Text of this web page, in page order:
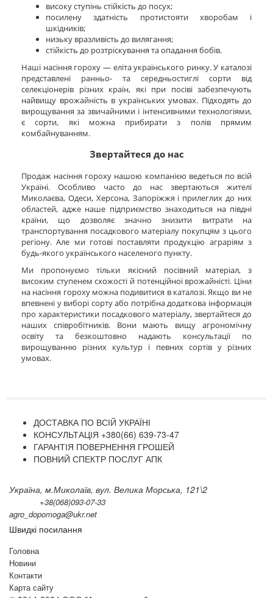
високу ступінь стійкість до посух;
посилену здатність протистояти хворобам і
шкідників;
низьку вразливість до вилягання;
стійкість до розтріскування та опадання бобів.
Наші насіння гороху — еліта українського ринку. У каталозі
представлені ранньо- та середньостиглі сорти від
селекціонерів різних країн, які при посіві забезпечують
найвищу врожайність в українських умовах. Підходять до
вирощування за звичайними і інтенсивними технологіями,
є сорти, які можна прибирати з полів прямим
комбайнуванням.
Звертайтеся до нас
Продаж насіння гороху нашою компанією ведеться по всій
Україні. Особливо часто до нас звертаються жителі
Миколаєва, Одеси, Херсона, Запоріжжя і прилеглих до них
областей, адже наше підприємство знаходиться на півдні
країни, що дозволяє значно знизити витрати на
транспортування посадкового матеріалу покупцям з цього
регіону. Але ми готові поставляти продукцію аграріям з
будь-якого українського населеного пункту.
Ми пропонуємо тільки якісний посівний матеріал, з
високим ступенем схожості й потенційної врожайністі. Ціни
на насіння гороху можна подивитися в каталозі. Якщо ви не
впевнені у виборі сорту або потрібна додаткова інформація
про характеристики посадкового матеріалу, звертайтеся до
наших співробітників. Вони мають вищу агрономічну
освіту та безкоштовно надають консультації по
вирощуванню різних культур і певних сортів у різних
умовах.
ДОСТАВКА ПО ВСІЙ УКРАЇНІ
КОНСУЛЬТАЦІЯ +380(66) 639-73-47
ГАРАНТІЯ ПОВЕРНЕННЯ ГРОШЕЙ
ПОВНИЙ СПЕКТР ПОСЛУГ АПК
Україна, м.Миколаїв, вул. Велика Морська, 121\2
+38(068)093-07-33
agro_dopomoga@ukr.net
Швидкі посилання
Головна
Новини
Контакти
Карта сайту